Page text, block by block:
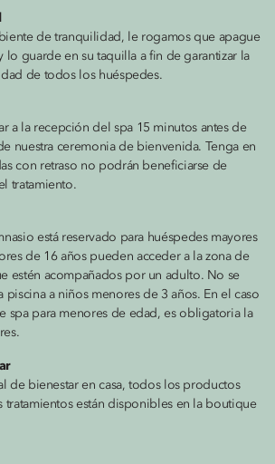
de tranquilidad, le rogamos que apague
lo guarde en su taquilla a fin de garantizar la
de todos los huéspedes.
a la recepción del spa 15 minutos antes de
nuestra ceremonia de bienvenida. Tenga en
con retraso no podrán beneficiarse de
tratamiento.
está reservado para huéspedes mayores
de 16 años pueden acceder a la zona de
estén acompañados por un adulto. No se
piscina a niños menores de 3 años. En el caso
spa para menores de edad, es obligatoria la
de bienestar en casa, todos los productos
tratamientos están disponibles en la boutique